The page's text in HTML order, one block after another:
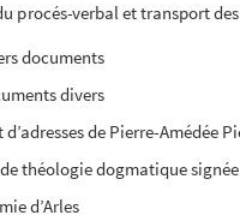
procés-verbal et transport
documents
divers
d’adresses de Pierre-Amédée
de théologie dogmatique
d’Arles